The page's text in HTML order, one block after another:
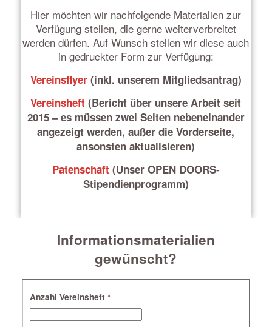
Hier möchten wir nachfolgende Materialien zur
Verfügung stellen, die gerne weiterverbreitet
werden dürfen. Auf Wunsch stellen wir diese auch
in gedruckter Form zur Verfügung:
Vereinsflyer (inkl. unserem Mitgliedsantrag)
Vereinsheft(Bericht über unsere Arbeit seit
2015 – es müssen zwei Seiten nebeneinander
angezeigt werden, außer die Vorderseite,
ansonsten aktualisieren)
Patenschaft (Unser OPEN DOORS-
Stipendienprogramm)
Informationsmaterialien
gewünscht?
Anzahl Vereinsheft *